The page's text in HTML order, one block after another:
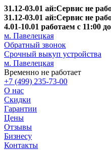
31.12-03.01 ай:Сервис не
31.12-03.01 ай:Сервис не
4.01-10.01 работаем с 11:00
м. Павелецкая
Обратный звонок
Срочный выкуп устройства
м. Павелецкая
Временно не работает
+7 (499) 235-73-00
О нас
Скидки
Гарантии
Цены
Отзывы
Бизнесу
Контакты